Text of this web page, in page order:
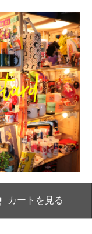
カートを見る